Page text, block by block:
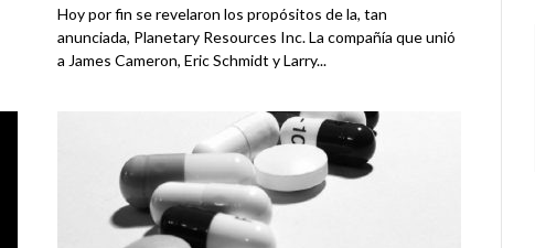
Hoy por fin se revelaron los propósitos de la, tan
anunciada, Planetary Resources Inc. La compañía que unió
a James Cameron, Eric Schmidt y Larry...